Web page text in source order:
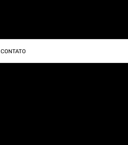
CONTATO